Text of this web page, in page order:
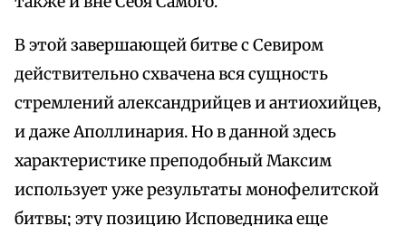
В этой завершающей битве с Севиром
действительно схвачена вся сущность
стремлений александрийцев и антиохийцев,
и даже Аполлинария. Но в данной здесь
характеристике преподобный Максим
использует уже результаты монофелитской
битвы; эту позицию Исповедника еще